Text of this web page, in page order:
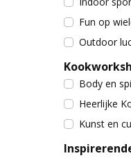
Fun op
Outdoor
Body en
Heerlijke
Kunst en